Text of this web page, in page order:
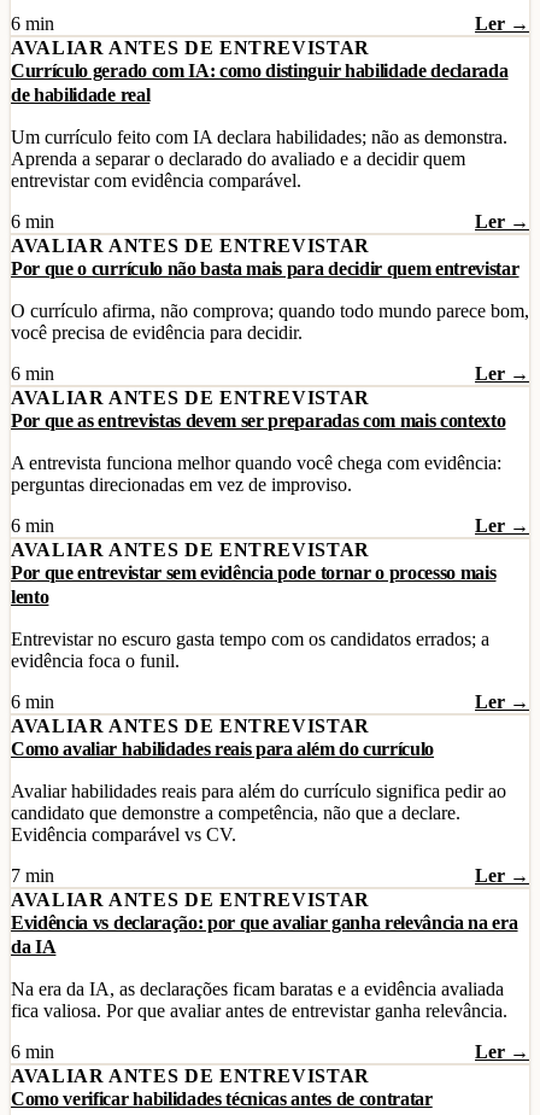
6 min
Ler →
AVALIAR ANTES DE ENTREVISTAR
Currículo gerado com IA: como distinguir habilidade declarada
de habilidade real
Um currículo feito com IA declara habilidades; não as demonstra.
Aprenda a separar o declarado do avaliado e a decidir quem
entrevistar com evidência comparável.
6 min
Ler →
AVALIAR ANTES DE ENTREVISTAR
Por que o currículo não basta mais para decidir quem entrevistar
O currículo afirma, não comprova; quando todo mundo parece bom,
você precisa de evidência para decidir.
6 min
Ler →
AVALIAR ANTES DE ENTREVISTAR
Por que as entrevistas devem ser preparadas com mais contexto
A entrevista funciona melhor quando você chega com evidência:
perguntas direcionadas em vez de improviso.
6 min
Ler →
AVALIAR ANTES DE ENTREVISTAR
Por que entrevistar sem evidência pode tornar o processo mais
lento
Entrevistar no escuro gasta tempo com os candidatos errados; a
evidência foca o funil.
6 min
Ler →
AVALIAR ANTES DE ENTREVISTAR
Como avaliar habilidades reais para além do currículo
Avaliar habilidades reais para além do currículo significa pedir ao
candidato que demonstre a competência, não que a declare.
Evidência comparável vs CV.
7 min
Ler →
AVALIAR ANTES DE ENTREVISTAR
Evidência vs declaração: por que avaliar ganha relevância na era
da IA
Na era da IA, as declarações ficam baratas e a evidência avaliada
fica valiosa. Por que avaliar antes de entrevistar ganha relevância.
6 min
Ler →
AVALIAR ANTES DE ENTREVISTAR
Como verificar habilidades técnicas antes de contratar